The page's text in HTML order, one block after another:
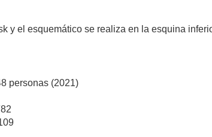
y el esquemático se realiza en la esquina
personas (2021)